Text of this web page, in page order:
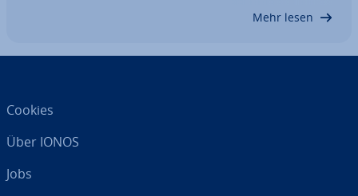
Mehr lesen
Cookies
Über IONOS
Jobs